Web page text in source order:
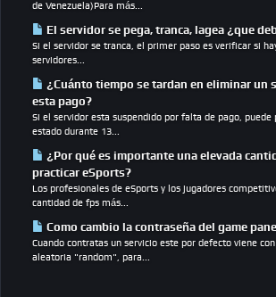
de Venezuela)Para más...
El servidor se pega, tranca, lagea ¿que
Si el servidor se tranca, el primer paso es verificar si
servidores...
¿Cuánto tiempo se tardan en eliminar un
esta pago?
Si el servidor esta suspendido por falta de pago, puede
estado durante 13...
¿Por qué es importante una elevada
practicar eSports?
Los profesionales de eSports y los jugadores
cantidad de fps más...
Como cambio la contraseña del game
Cuando contratas un servicio este por defecto viene
aleatoria "random", para...